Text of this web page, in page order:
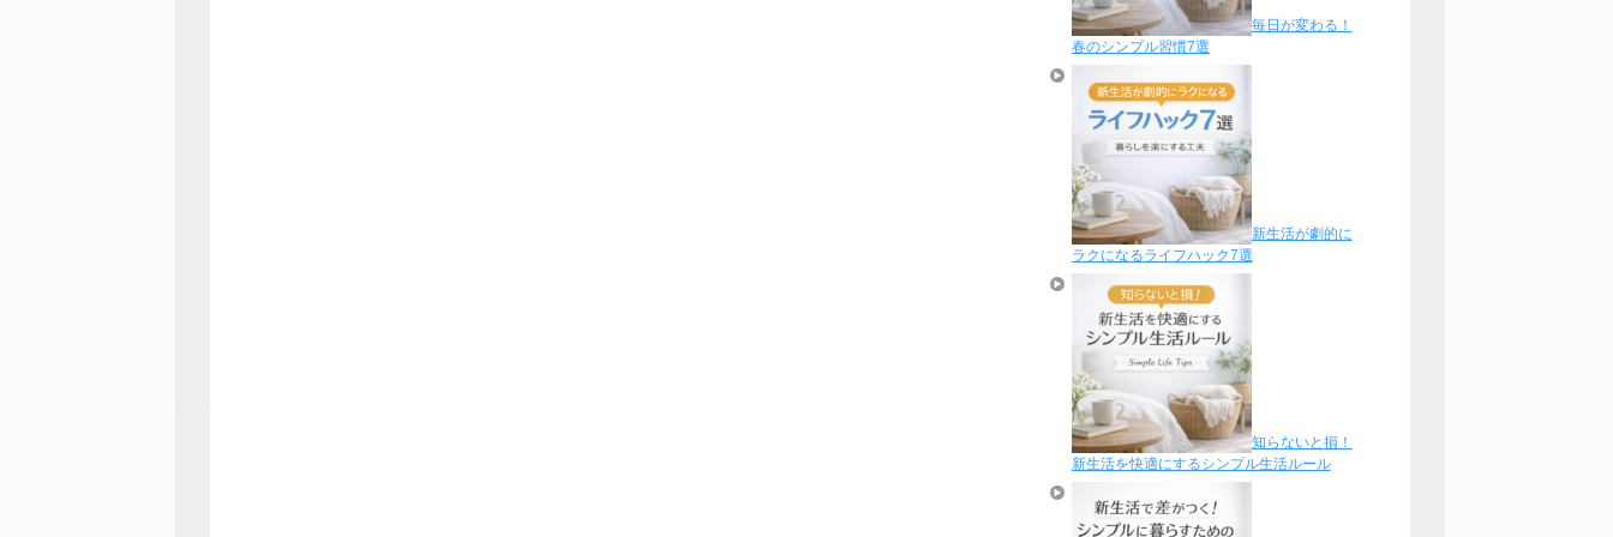
毎日が変わる！
春のシンプル習慣7選
新生活が劇的に
ラクになるライフハック7選
知らないと損！
新生活を快適にするシンプル生活ルール